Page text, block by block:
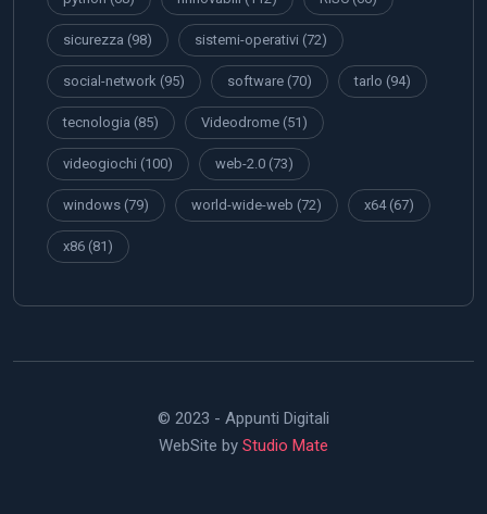
sicurezza (98) sistemi-operativi (72)
social-network (95) software (70) tarlo (94)
tecnologia (85) Videodrome (51)
videogiochi (100) web-2.0 (73)
windows (79) world-wide-web (72) x64(67)
x86 (81)
© 2023 - Appunti Digitali
WebSite by Studio Mate